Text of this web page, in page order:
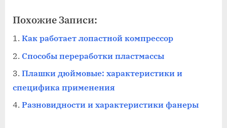
Похожие Записи:
Как работает лопастной компрессор
Способы переработки пластмассы
Плашки дюймовые: характеристики и
специфика применения
Разновидности и характеристики фанеры